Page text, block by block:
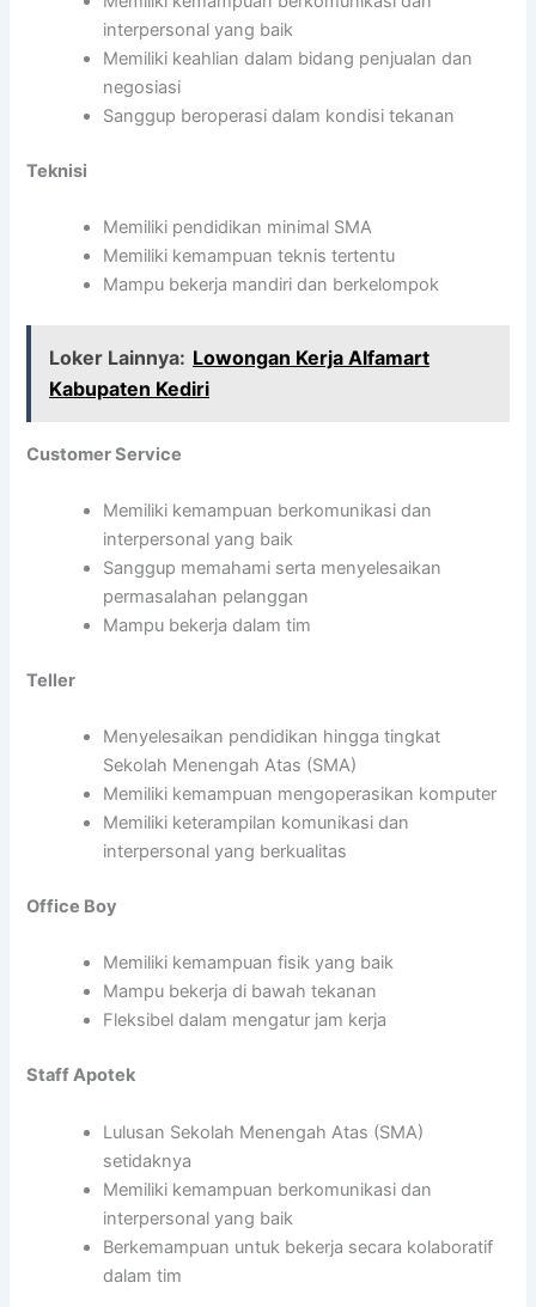
interpersonal yang baik
Memiliki keahlian dalam bidang penjualan dan
negosiasi
Sanggup beroperasi dalam kondisi tekanan
Teknisi
Memiliki pendidikan minimal SMA
Memiliki kemampuan teknis tertentu
Mampu bekerja mandiri dan berkelompok
Loker Lainnya: Lowongan Kerja Alfamart
Kabupaten Kediri
Customer Service
Memiliki kemampuan berkomunikasi dan
interpersonal yang baik
Sanggup memahami serta menyelesaikan
permasalahan pelanggan
Mampu bekerja dalam tim
Teller
Menyelesaikan pendidikan hingga tingkat
Sekolah Menengah Atas (SMA)
Memiliki kemampuan mengoperasikan komputer
Memiliki keterampilan komunikasi dan
interpersonal yang berkualitas
Office Boy
Memiliki kemampuan fisik yang baik
Mampu bekerja di bawah tekanan
Fleksibel dalam mengatur jam kerja
Staff Apotek
Lulusan Sekolah Menengah Atas (SMA)
setidaknya
Memiliki kemampuan berkomunikasi dan
interpersonal yang baik
Berkemampuan untuk bekerja secara kolaboratif
dalam tim